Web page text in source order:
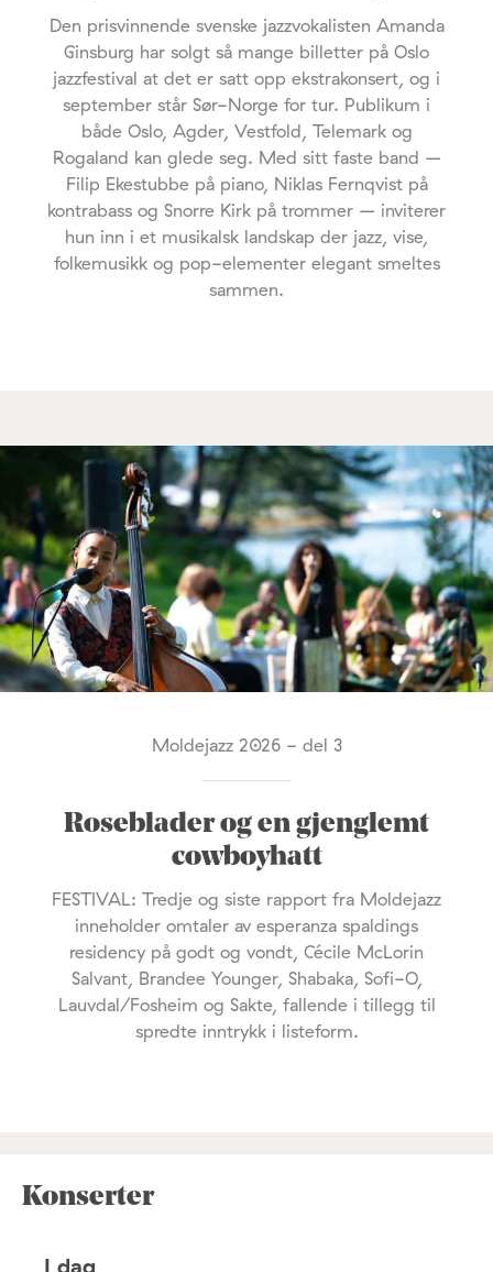
Den prisvinnende svenske jazzvokalisten Amanda
Ginsburg har solgt så mange billetter på Oslo
jazzfestival at det er satt opp ekstrakonsert, og i
september står Sør-Norge for tur. Publikum i
både Oslo, Agder, Vestfold, Telemark og
Rogaland kan glede seg. Med sitt faste band –
Filip Ekestubbe på piano, Niklas Fernqvist på
kontrabass og Snorre Kirk på trommer – inviterer
hun inn i et musikalsk landskap der jazz, vise,
folkemusikk og pop-elementer elegant smeltes
sammen.
Moldejazz 2026 - del 3
Roseblader og en gjenglemt
cowboyhatt
FESTIVAL: Tredje og siste rapport fra Moldejazz
inneholder omtaler av esperanza spaldings
residency på godt og vondt, Cécile McLorin
Salvant, Brandee Younger, Shabaka, Sofi-O,
Lauvdal/Fosheim og Sakte, fallende i tillegg til
spredte inntrykk i listeform.
Konserter
I dag